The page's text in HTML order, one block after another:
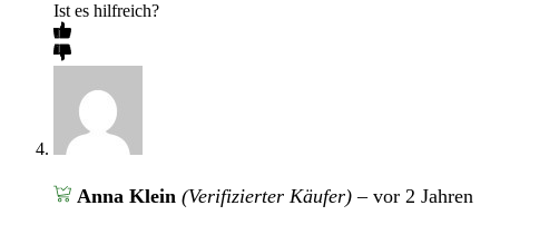
Ist es hilfreich?
Anna Klein (Verifizierter Käufer) – vor 2 Jahren